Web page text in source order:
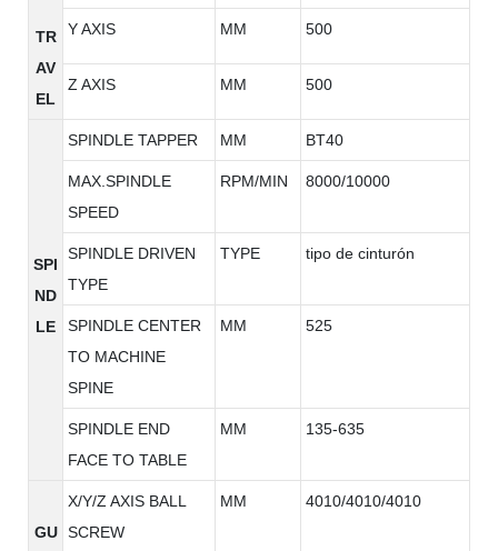
TR
AV
EL
Y AXIS MM 500
Z AXIS MM 500
SPI
ND
LE
SPINDLE TAPPER MM BT40
MAX.SPINDLE
SPEED
RPM/MIN 8000/10000
SPINDLE DRIVEN
TYPE
TYPE tipo de cinturón
SPINDLE CENTER
TO MACHINE
SPINE
MM 525
SPINDLE END
FACE TO TABLE
MM 135-635
GU
X/Y/Z AXIS BALL
SCREW
MM 4010/4010/4010